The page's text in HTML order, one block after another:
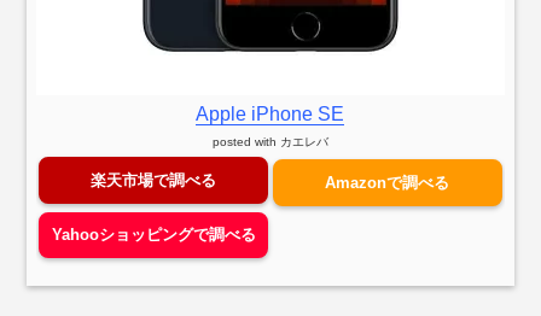
Apple iPhone SE
posted with カエレバ
楽天市場で調べる Amazonで調べる
Yahooショッピングで調べる